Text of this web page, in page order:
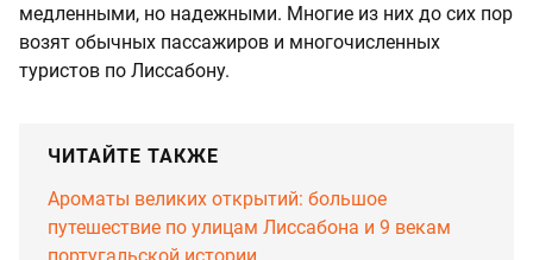
медленными, но надежными. Многие из них до сих пор
возят обычных пассажиров и многочисленных
туристов по Лиссабону.
ЧИТАЙТЕ ТАКЖЕ
Ароматы великих открытий: большое
путешествие по улицам Лиссабона и 9 векам